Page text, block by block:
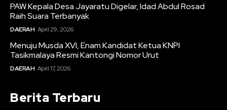
PAW Kepala Desa Jayaratu Digelar, Idad Abdul Rosad
Raih Suara Terbanyak
DAERAH April 29, 2026
Menuju Musda XVI, Enam Kandidat Ketua KNPI
Tasikmalaya Resmi Kantongi Nomor Urut
DAERAH April 17, 2026
Berita Terbaru